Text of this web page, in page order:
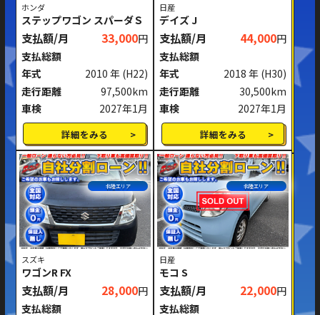
修復歴あり
ミッション
MT
ハンドル
右ハンドル 左ハンドル
閉じる
ホンダ
ステップワゴン スパーダＳ
支払額/月 33,000円
支払総額
年式
2010 年 (H22)
走行距離
97,500km
車検
2027年1月
詳細をみる
日産
デイズ J
支払額/月 44,000円
支払総額
年式
2018 年 (H30)
走行距離
30,500km
車検
2027年1月
詳細をみる
北陸エリア
スズキ
ワゴンR FX
支払額/月 28,000円
支払総額
北陸エリア
日産
モコ S
支払額/月 22,000円
支払総額